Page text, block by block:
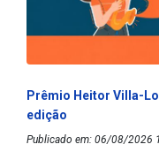
Prêmio Heitor Villa-
edição
Publicado em: 06/08/2026